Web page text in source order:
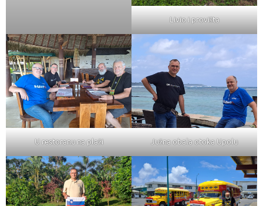
Livio i provišta
U restoranu na plaži Južna obala otoka Upolu